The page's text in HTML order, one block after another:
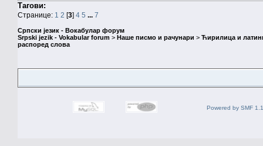
Тагови:
Странице: 1 2 [3] 4 5 ... 7
Српски језик - Вокабулар форум
Srpski jezik - Vokabular forum > Наше писмо и рачунари > Ћирилица и
распоред слова
Powered by SMF